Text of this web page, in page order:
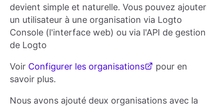
devient simple et naturelle. Vous pouvez ajouter
un utilisateur à une organisation via Logto
Console (l'interface web) ou via l'API de gestion
de Logto
Voir Configurer les organisations
pour en
savoir plus.
Nous avons ajouté deux organisations avec la